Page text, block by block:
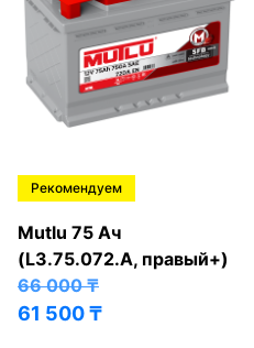
Рекомендуем
Mutlu 75 Ач
(L3.75.072.A, правый+)
66 000₸
61 500₸